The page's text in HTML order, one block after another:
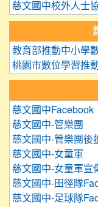
慈文國中校外人士
教育部推動中小學
桃園市數位學習推
慈文國中Facebook
慈文國中-管樂團
慈文國中-管樂團後
慈文國中-女童軍
慈文國中-女童軍宣
慈文國中-田徑隊
慈文國中-足球隊